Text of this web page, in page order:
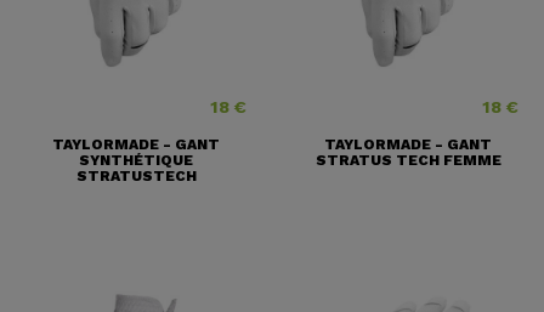
Prix
18 €
TAYLORMADE - GANT
SYNTHÉTIQUE
STRATUSTECH
Prix
18 €
TAYLORMADE - GANT
STRATUS TECH FEMME